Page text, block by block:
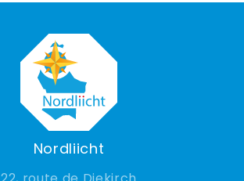
Nordliicht